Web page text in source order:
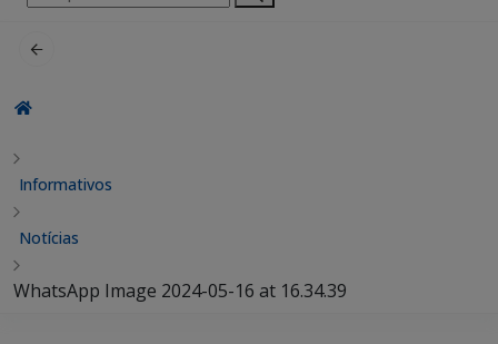
por:
Informativos
Notícias
WhatsApp Image 2024-05-16 at 16.34.39